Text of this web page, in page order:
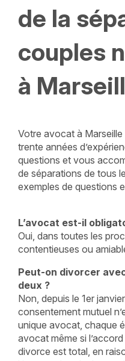
de la
couples
à
Votre avocat à
trente années
questions et vous
de séparations de tous
exemples de questions
L’avocat est-il
Oui, dans toutes les
contentieuses ou
Peut-on divorcer
deux ?
Non, depuis le 1er
consentement mutuel
unique avocat, chaque
avocat même si
divorce est total, en